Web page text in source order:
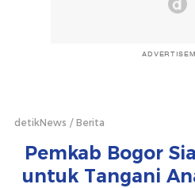
detikNews Berita
Pemkab Bogor
untuk Tangani